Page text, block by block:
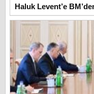
Haluk Levent’e